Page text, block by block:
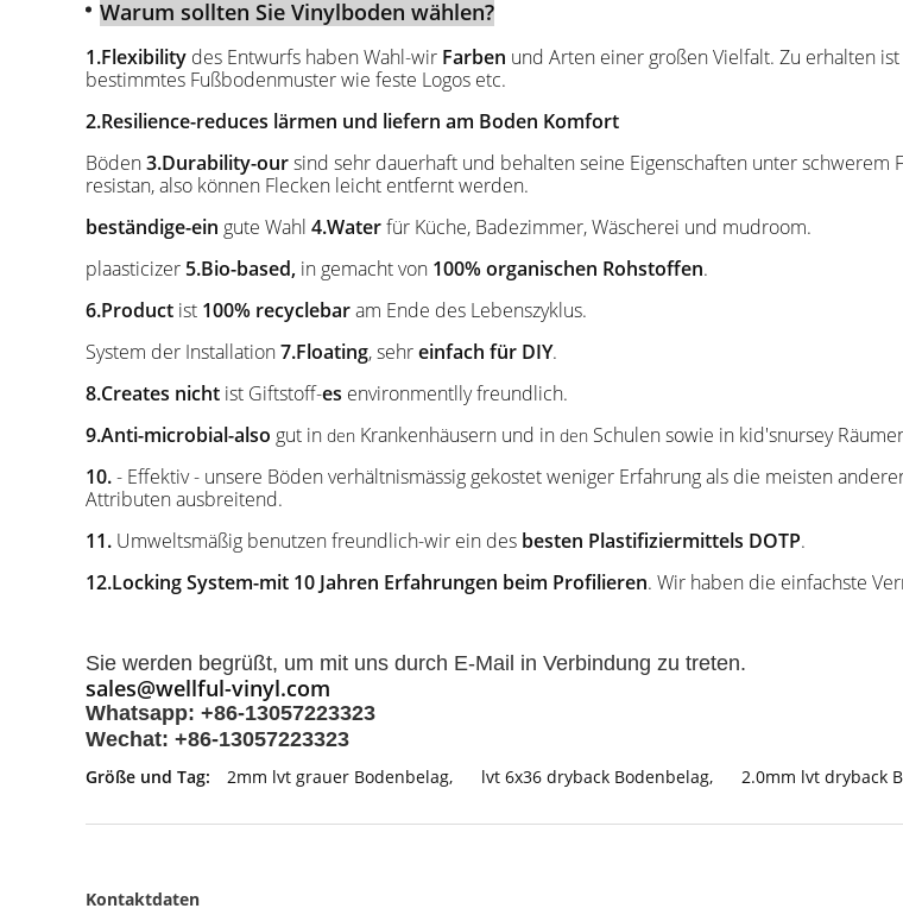
Warum sollten Sie Vinylboden wählen?
1.Flexibility des Entwurfs haben Wahl-wir Farben und Arten einer großen Vielfalt. Zu erhalten
bestimmtes Fußbodenmuster wie feste Logos etc.
2.Resilience-reduces lärmen und liefern am Boden Komfort
Böden3.Durability-oursind sehr dauerhaft und behalten seine Eigenschaften unter
resistan, also können Flecken leicht entfernt werden.
beständige-ein gute Wahl 4.Waterfür Küche, Badezimmer, Wäscherei und mudroom.
plaasticizer 5.Bio-based, in gemacht von 100% organischen Rohstoffen.
6.Product ist 100% recyclebaram Ende des Lebenszyklus.
System der Installation7.Floating, sehreinfach für DIY.
8.Creates nicht ist Giftstoff-es environmentlly freundlich.
9.Anti-microbial-also gut in den Krankenhäusern und in den Schulen sowie in kid'snursey
10.- Effektiv - unsere Böden verhältnismässig gekostet weniger Erfahrung als die meisten
Attributen ausbreitend.
11. Umweltsmäßig benutzen freundlich-wir ein des besten Plastifiziermittels DOTP.
12.Locking System-mit 10 Jahren Erfahrungen beim Profilieren. Wir haben die einfachste
Sie werden begrüßt, um mit uns durch E-Mail in Verbindung zu treten.
sales@wellful-vinyl.com
Whatsapp: +86-13057223323
Wechat: +86-13057223323
Größe und Tag: 2mm lvt grauer Bodenbelag, lvt 6x36 dryback Bodenbelag, 2.0mm lvt dryback
Kontaktdaten